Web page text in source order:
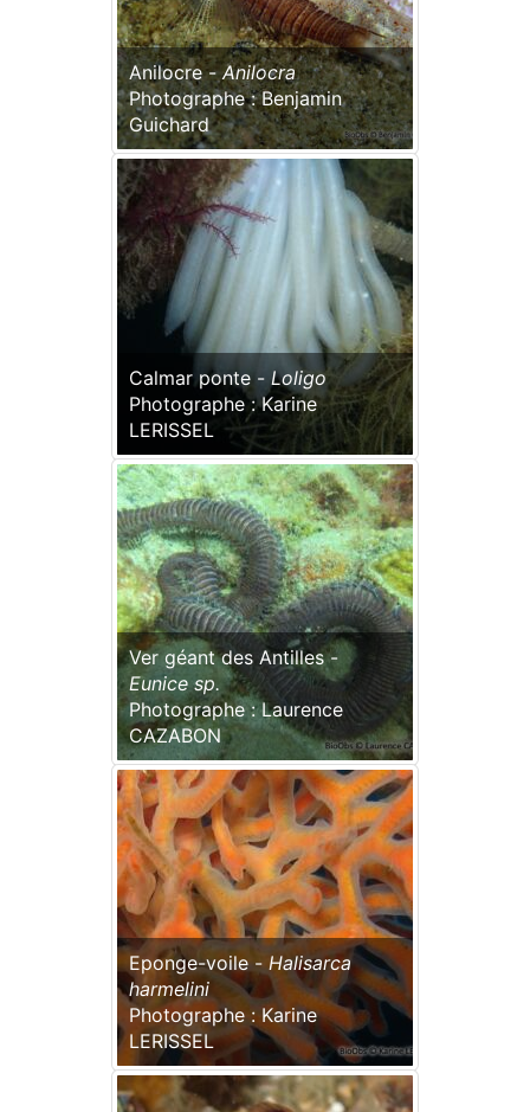
Anilocre -Anilocra
Photographe : Benjamin
Guichard
Calmar ponte - Loligo
Photographe : Karine
LERISSEL
Ver géant des Antilles -
Eunice sp.
Photographe : Laurence
CAZABON
Eponge-voile - Halisarca
harmelini
Photographe : Karine
LERISSEL